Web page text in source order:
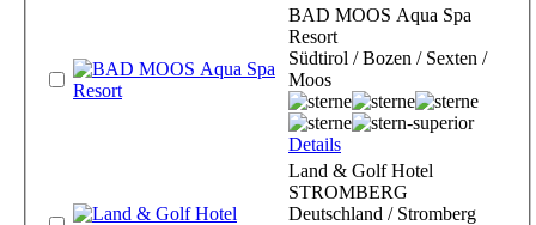
BAD MOOS Aqua Spa
Resort
Südtirol / Bozen / Sexten /
Moos
Details
Land & Golf Hotel
STROMBERG
Deutschland / Stromberg